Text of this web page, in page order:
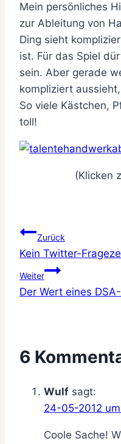
Mein persönliches
zur Ableitung von
Ding sieht
ist. Für das Spiel
sein. Aber gerade
kompliziert
So viele Kästchen,
toll!
(Klicken
Zurück
Kein Twitter-
Weiter
Der Wert eines
6
Wulf sagt:
24-05-2012
Coole Sache!